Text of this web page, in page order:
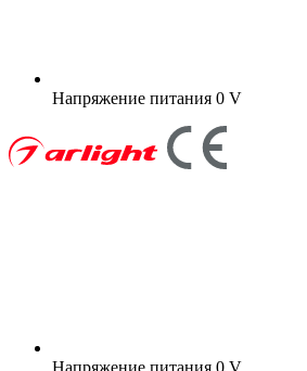
Напряжение питания 0 V
Напряжение питания 0 V